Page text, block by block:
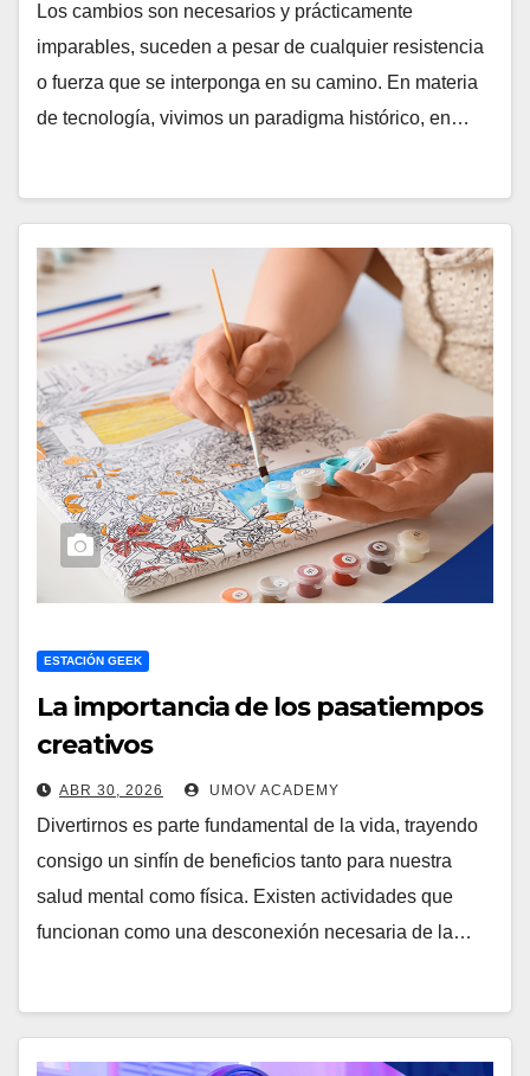
Los cambios son necesarios y prácticamente
imparables, suceden a pesar de cualquier resistencia
o fuerza que se interponga en su camino. En materia
de tecnología, vivimos un paradigma histórico, en…
ESTACIÓN GEEK
La importancia de los pasatiempos
creativos
ABR 30, 2026 UMOV ACADEMY
Divertirnos es parte fundamental de la vida, trayendo
consigo un sinfín de beneficios tanto para nuestra
salud mental como física. Existen actividades que
funcionan como una desconexión necesaria de la…